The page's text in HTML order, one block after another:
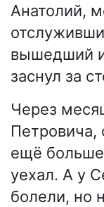
Анатолий,
вышедший
заснул за
Через
Петровича,
ещё больше
уехал. А у
болели, но